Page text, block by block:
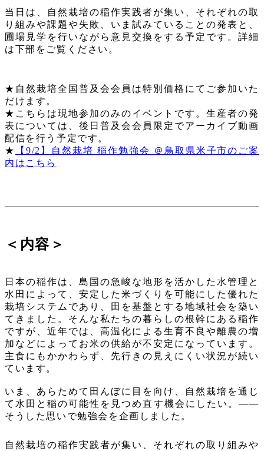
当日は、自然栽培の稲作実践者が集い、それぞれの取
り組みや課題や失敗、いま試みていることの発表と、
圃場見学を行いながら意見交換をする予定です。詳細
は下部をご覧ください。
★自然栽培全国普及会会員は特別価格にてご参加いた
だけます。
★こちらは現地参加のみのイベントです。生産者の発
表については、後日普及会会員限定でアーカイブ動画
配信を行う予定です。
★
【9/2】自然栽培 稲作勉強会 ＠鳥取県米子市のご案
内はこちら
＜内容＞
日本の稲作は、島国の急峻な地形を活かした水管理と
水田によって、安定した米づくりを可能にした優れた
栽培システムであり、田を基盤とする地域社会を築い
てきました。そんな私たちの暮らしの根幹にある稲作
ですが、近年では、高温化による生育不良や離農の増
加などによってお米の供給が不安定になっています。
主食にもかかわらず、先行きの見えにくい状況が続い
ています。
いま、あらためて田んぼに目を向け、自然栽培を通じ
て水田と稲の可能性を見つめ直す機会にしたい。――
そうした思いで勉強会を企画しました。
自然栽培の稲作実践者が集い、それぞれの取り組みや